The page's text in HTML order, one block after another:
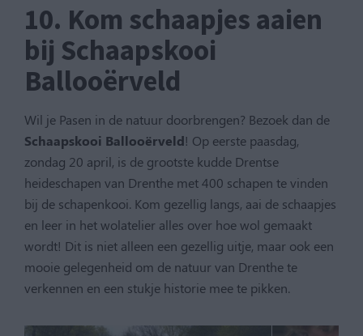
10. Kom schaapjes aaien
bij Schaapskooi
Ballooërveld
Wil je Pasen in de natuur doorbrengen? Bezoek dan de
Schaapskooi Ballooërveld! Op eerste paasdag,
zondag 20 april, is de grootste kudde Drentse
heideschapen van Drenthe met 400 schapen te vinden
bij de schapenkooi. Kom gezellig langs, aai de schaapjes
en leer in het wolatelier alles over hoe wol gemaakt
wordt! Dit is niet alleen een gezellig uitje, maar ook een
mooie gelegenheid om de natuur van Drenthe te
verkennen en een stukje historie mee te pikken.